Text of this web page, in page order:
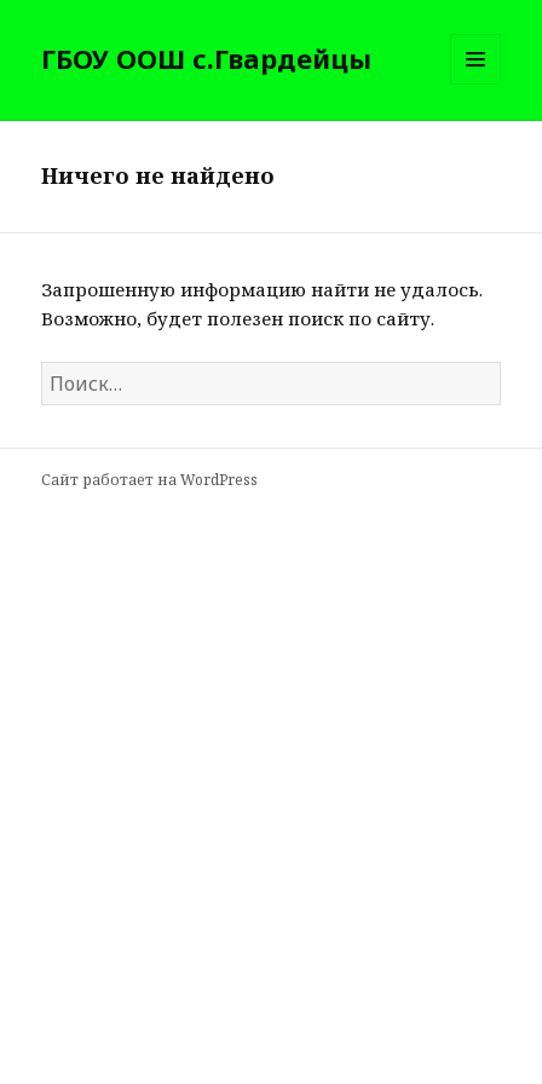
ГБОУ ООШ с.Гвардейцы
И
Ничего не найдено
Запрошенную информацию найти не удалось.
Возможно, будет полезен поиск по сайту.
Найти:
Сайт работает на WordPress